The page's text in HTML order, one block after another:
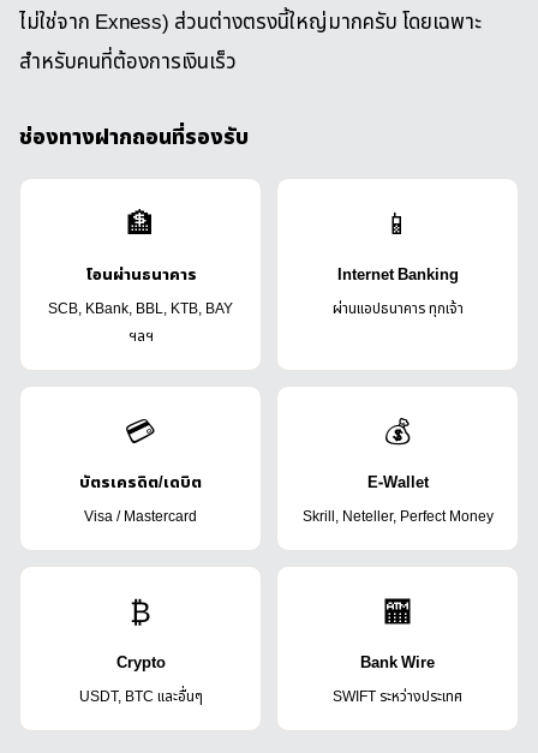
ไม่ใช่จาก Exness) ส่วนต่างตรงนี้ใหญ่มากครับ โดยเฉพาะ
สำหรับคนที่ต้องการเงินเร็ว
ช่องทางฝากถอนที่รองรับ
🏦
โอนผ่านธนาคาร
SCB, KBank, BBL, KTB, BAY
ฯลฯ
📱
Internet Banking
ผ่านแอปธนาคาร ทุกเจ้า
💳
บัตรเครดิต/เดบิต
Visa / Mastercard
💰
E-Wallet
Skrill, Neteller, Perfect Money
₿
Crypto
USDT, BTC และอื่นๆ
🏧
Bank Wire
SWIFT ระหว่างประเทศ